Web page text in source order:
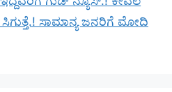
ಸಿಗುತ್ತೆ.! ಸಾಮಾನ್ಯ ಜನರಿಗೆ ಮೋದಿ